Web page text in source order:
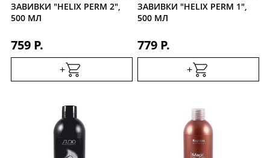
ЗАВИВКИ "HELIX PERM 2",
500 МЛ
759 Р.
+
ЗАВИВКИ "HELIX PERM 1",
500 МЛ
779 Р.
+